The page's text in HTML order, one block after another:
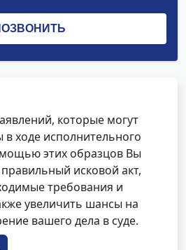
которые могут
ходе исполнительного
этих образцов Вы
исковой акт,
требования и
увеличить шансы на
вашего дела в суде.